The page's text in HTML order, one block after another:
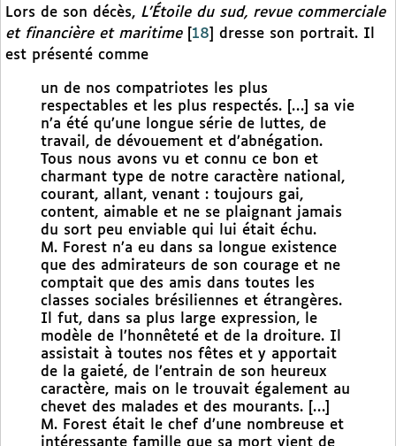
Lors de son décès, L’Étoile du sud, revue commerciale
et financière et maritime[ 18
dresse son portrait. Il
est présenté comme
un de nos compatriotes les plus
respectables et les plus respectés. […] sa vie
n’a été qu’une longue série de luttes, de
travail, de dévouement et d’abnégation.
Tous nous avons vu et connu ce bon et
charmant type de notre caractère national,
courant, allant, venant : toujours gai,
content, aimable et ne se plaignant jamais
du sort peu enviable qui lui était échu.
M. Forest n’a eu dans sa longue existence
que des admirateurs de son courage et ne
comptait que des amis dans toutes les
classes sociales brésiliennes et étrangères.
Il fut, dans sa plus large expression, le
modèle de l’honnêteté et de la droiture. Il
assistait à toutes nos fêtes et y apportait
de la gaieté, de l’entrain de son heureux
caractère, mais on le trouvait également au
chevet des malades et des mourants. […]
M. Forest était le chef d’une nombreuse et